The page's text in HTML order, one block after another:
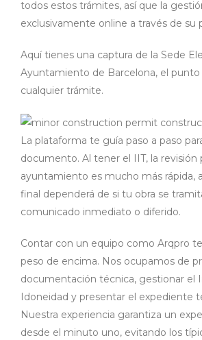
todos estos trámites, así que la
exclusivamente online a través de su
Aquí tienes una captura de la Sede
Ayuntamiento de Barcelona, el punto
cualquier trámite.
La plataforma te guía paso a paso
documento. Al tener el IIT, la revisión
ayuntamiento es mucho más rápida,
final dependerá de si tu obra se
comunicado inmediato o diferido.
Contar con un equipo como Arqpro
peso de encima. Nos ocupamos de
documentación técnica, gestionar el
Idoneidad y presentar el expediente
Nuestra experiencia garantiza un
desde el minuto uno, evitando los